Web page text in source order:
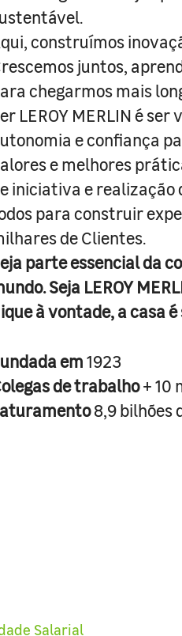
construímos
juntos,
chegarmos mais
LEROY MERLIN é
e confiança
e melhores
iniciativa e realização
para construir
de Clientes.
parte essencial da
Seja LEROY
à vontade, a casa é
em1923
de trabalho+ 10
8,9 bilhões
Salarial